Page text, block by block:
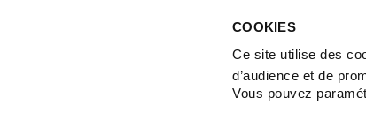
COOKIES
Ce site utilise des
d’audience et de
Vous pouvez
SE RENDRE À GUSTAVE ROUSSY